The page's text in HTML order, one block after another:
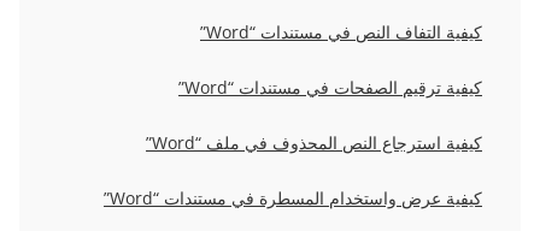
كيفية التفاف النص في مستندات “Word”
كيفية ترقيم الصفحات في مستندات “Word”
كيفية استرجاع النص المحذوف في ملف “Word”
كيفية عرض واستخدام المسطرة في مستندات “Word”